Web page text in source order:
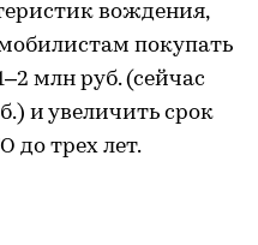
вождения,
покупать
млн руб. (сейчас
и увеличить срок
до трех лет.